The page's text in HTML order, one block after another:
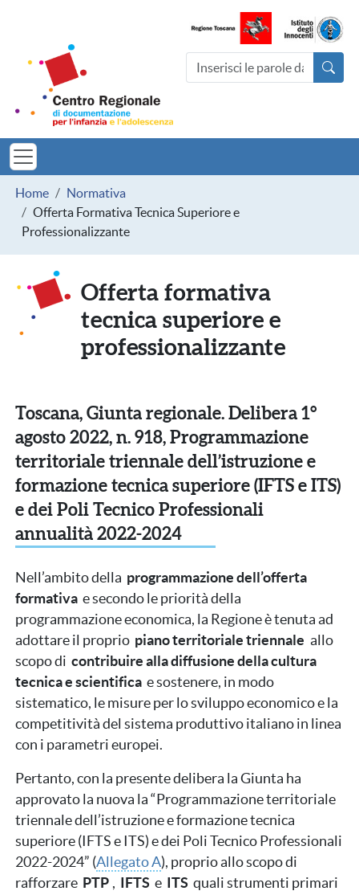
Centro Regionale di
Cerca nel sito
Briciole di pane
Home
Normativa
Offerta Formativa Tecnica Superiore e
Professionalizzante
Offerta formativa
tecnica superiore e
professionalizzante
Toscana, Giunta regionale. Delibera 1°
agosto 2022, n. 918, Programmazione
territoriale triennale dell’istruzione e
formazione tecnica superiore (IFTS e ITS)
e dei Poli Tecnico Professionali
annualità 2022-2024
Nell’ambito della programmazione dell’offerta
formativa e secondo le priorità della
programmazione economica, la Regione è tenuta ad
adottare il proprio piano territoriale triennale allo
scopo di contribuire alla diffusione della cultura
tecnica e scientifica e sostenere, in modo
sistematico, le misure per lo sviluppo economico e la
competitività del sistema produttivo italiano in linea
con i parametri europei.
Pertanto, con la presente delibera la Giunta ha
approvato la nuova la “Programmazione territoriale
triennale dell’istruzione e formazione tecnica
superiore (IFTS e ITS) e dei Poli Tecnico Professionali
2022-2024” (Allegato A), proprio allo scopo di
rafforzare PTP , IFTS e ITS quali strumenti primari